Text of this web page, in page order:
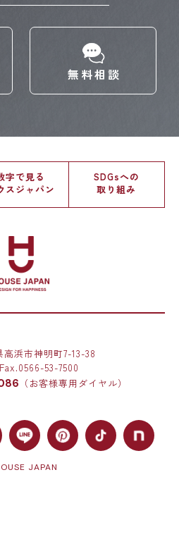
無料相談
字で見る
スジャパン
SDGsへの
取り組み
高浜市神明町7-13-38
Fax.0566-53-7500
（お客様専用ダイヤル）
JAPAN